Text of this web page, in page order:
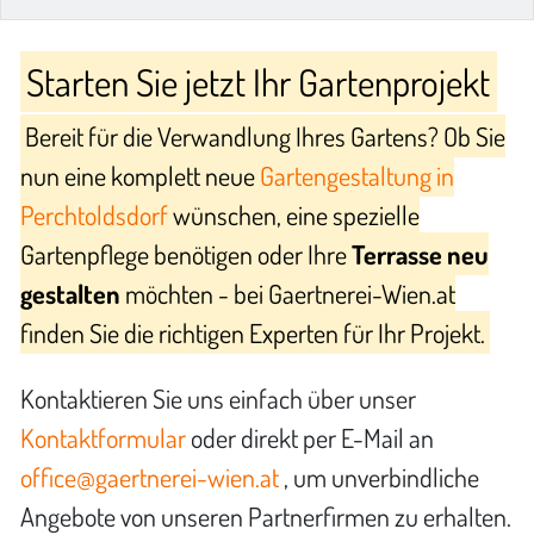
Starten Sie jetzt Ihr Gartenprojekt
Bereit für die Verwandlung Ihres Gartens? Ob Sie
nun eine komplett neueGartengestaltung in
Perchtoldsdorfwünschen, eine spezielle
Gartenpflege benötigen oder IhreTerrasse neu
gestalten möchten - bei Gaertnerei-Wien.at
finden Sie die richtigen Experten für Ihr Projekt.
Kontaktieren Sie uns einfach über unser
Kontaktformularoder direkt per E-Mail an
office@gaertnerei-wien.at, um unverbindliche
Angebote von unseren Partnerfirmen zu erhalten.